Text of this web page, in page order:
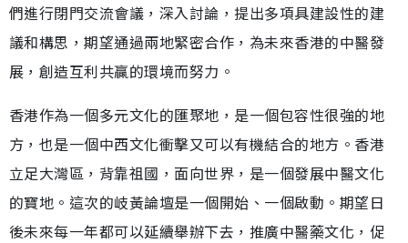
們進行閉門交流會議，深入討論，提出多項具建設性的建
議和構思，期望通過兩地緊密合作，為未來香港的中醫發
展，創造互利共贏的環境而努力。
香港作為一個多元文化的匯聚地，是一個包容性很強的地
方，也是一個中西文化衝擊又可以有機結合的地方。香港
立足大灣區，背靠祖國，面向世界，是一個發展中醫文化
的寶地。這次的岐黃論壇是一個開始、一個啟動。期望日
後未來每一年都可以延續舉辦下去，推廣中醫藥文化，促